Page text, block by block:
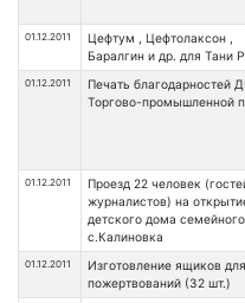
01.12.2011
Цефтум , Цефтолаксон ,
Баралгин и др. для Тани
01.12.2011
Печать благодарностей
Торгово-промышленной
01.12.2011
Проезд 22 человек
журналистов) на
детского дома
с.Калиновка
01.12.2011
Изготовление ящиков для
пожертвований (32 шт.)